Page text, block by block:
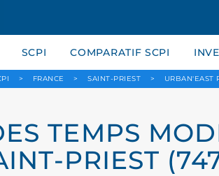
SCPI COMPARATIF SCPI
> FRANCE > SAINT-PRIEST > URBAN'EAST
TEMPS
PRIEST